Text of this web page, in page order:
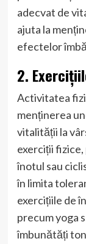
adecvat de
ajuta la
efectelor
2.
Activitatea
menținerea
vitalității la
exerciții
înotul sau
în limita
exercițiile de
precum yoga
îmbunătăți